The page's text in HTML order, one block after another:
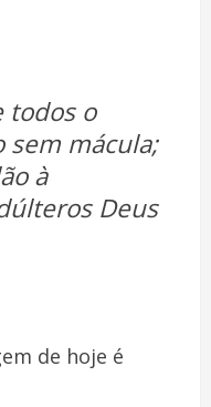
todos o
mácula;
à
Deus
de hoje é